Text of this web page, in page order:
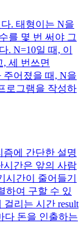
. 태형이는 N을
를 몇 번 써야 그
. N=10일 때, 이
, 세 번쓰면
주어졌을 때, N을
로그램을 작성하
에 간단한 설명
시간은 앞의 사람
시간이 줄어들기
하여 구할 수 있
리는 시간 result
다 돈을 인출하는